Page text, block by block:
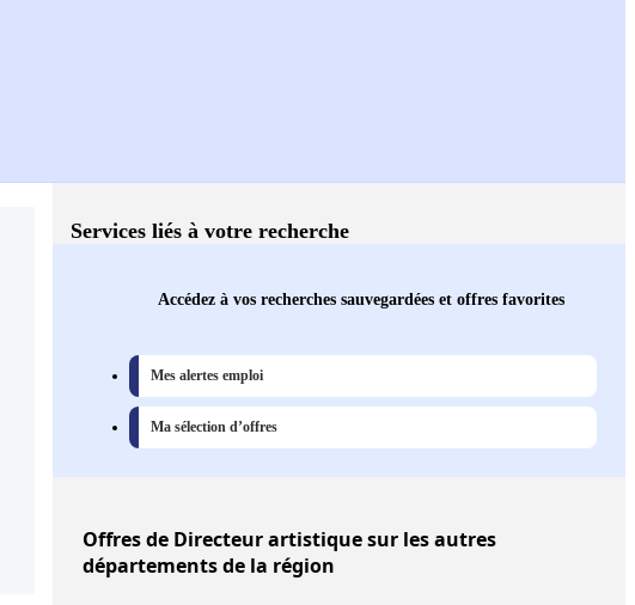
Services liés à votre recherche
Accédez à vos recherches sauvegardées et offres favorites
Mes alertes emploi
Ma sélection d’offres
Offresde Directeur artistique sur les autres
départements de la région